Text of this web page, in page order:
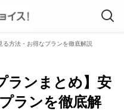
る方法・お得なプランを徹底解説
ランまとめ】安
ランを徹底解